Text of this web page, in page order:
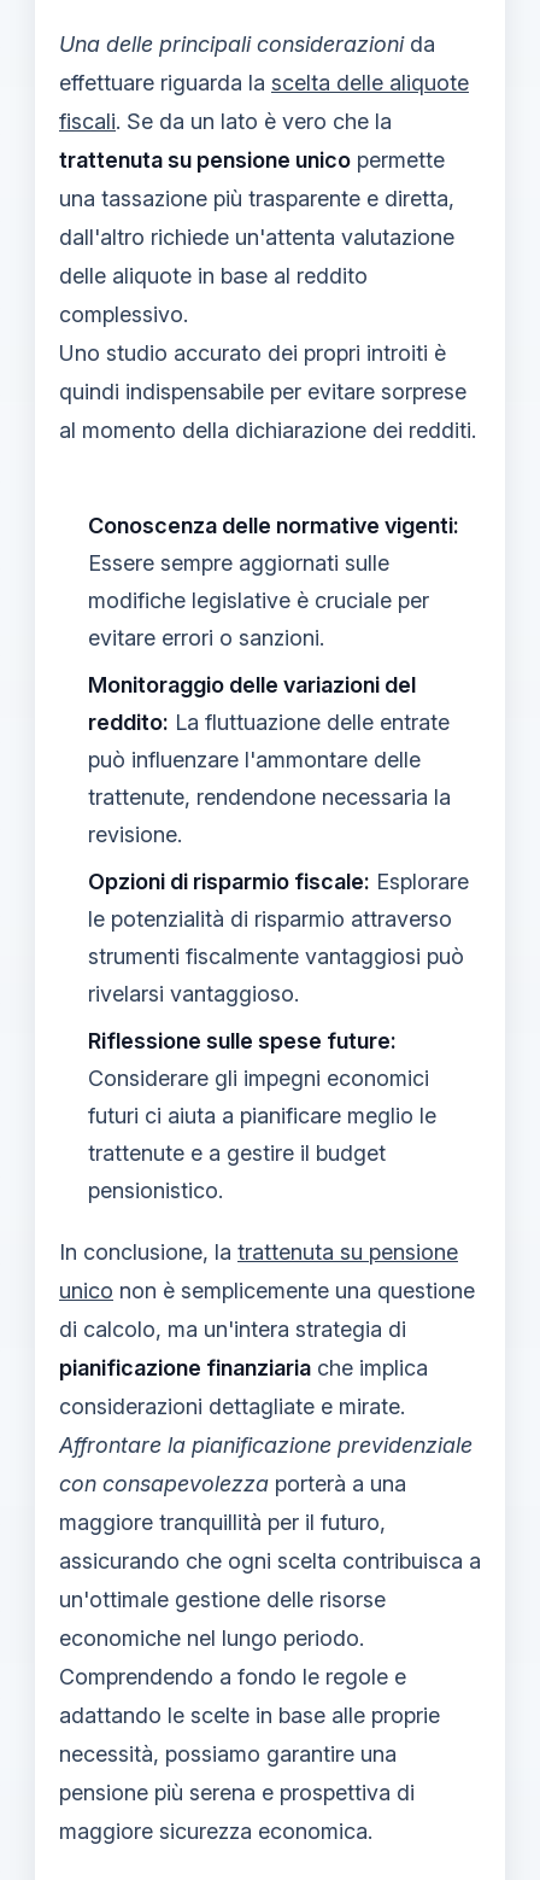
Una delle principali considerazionida
effettuare riguarda la scelta delle aliquote
fiscali. Se da un lato è vero che la
trattenuta su pensione unico permette
una tassazione più trasparente e diretta,
dall'altro richiede un'attenta valutazione
delle aliquote in base al reddito
complessivo.
Uno studio accurato dei propri introiti è
quindi indispensabile per evitare sorprese
al momento della dichiarazione dei redditi.
Conoscenza delle normative vigenti:
Essere sempre aggiornati sulle
modifiche legislative è cruciale per
evitare errori o sanzioni.
Monitoraggio delle variazioni del
reddito: La fluttuazione delle entrate
può influenzare l'ammontare delle
trattenute, rendendone necessaria la
revisione.
Opzioni di risparmio fiscale: Esplorare
le potenzialità di risparmio attraverso
strumenti fiscalmente vantaggiosi può
rivelarsi vantaggioso.
Riflessione sulle spese future:
Considerare gli impegni economici
futuri ci aiuta a pianificare meglio le
trattenute e a gestire il budget
pensionistico.
In conclusione, la trattenuta su pensione
unico non è semplicemente una questione
di calcolo, ma un'intera strategia di
pianificazione finanziaria che implica
considerazioni dettagliate e mirate.
Affrontare la pianificazione previdenziale
con consapevolezza porterà a una
maggiore tranquillità per il futuro,
assicurando che ogni scelta contribuisca a
un'ottimale gestione delle risorse
economiche nel lungo periodo.
Comprendendo a fondo le regole e
adattando le scelte in base alle proprie
necessità, possiamo garantire una
pensione più serena e prospettiva di
maggiore sicurezza economica.